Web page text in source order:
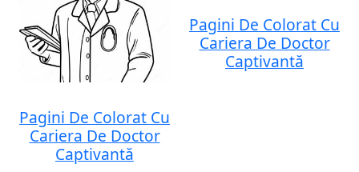
Pagini De Colorat Cu
Cariera De Doctor
Captivantă
Pagini De Colorat Cu
Cariera De Doctor
Captivantă